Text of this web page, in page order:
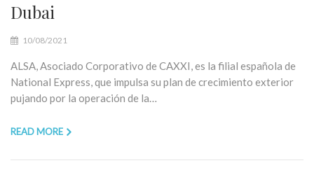
Dubai
10/08/2021
ALSA, Asociado Corporativo de CAXXI, es la filial española de
National Express, que impulsa su plan de crecimiento exterior
pujando por la operación de la…
READ MORE